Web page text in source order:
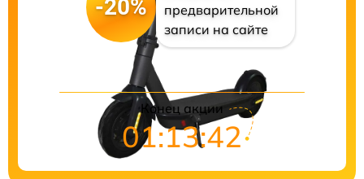
-20%
предварительной
записи на сайте
Конец акции
01:13:41